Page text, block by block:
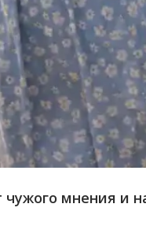
чужого мнения и